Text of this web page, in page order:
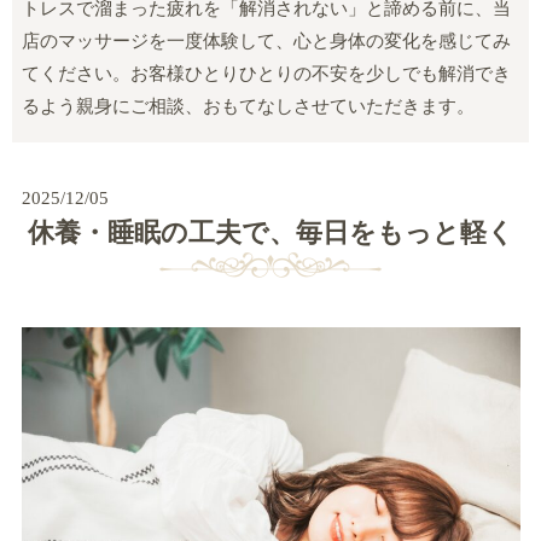
トレスで溜まった疲れを「解消されない」と諦める前に、当
店のマッサージを一度体験して、心と身体の変化を感じてみ
てください。お客様ひとりひとりの不安を少しでも解消でき
るよう親身にご相談、おもてなしさせていただきます。
2025/12/05
休養・睡眠の工夫で、毎日をもっと軽く